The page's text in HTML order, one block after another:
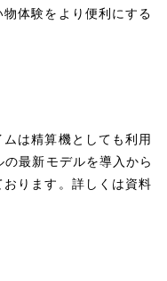
体験をより便利にする
は精算機としても利用
最新モデルを導入から
ります。詳しくは資料